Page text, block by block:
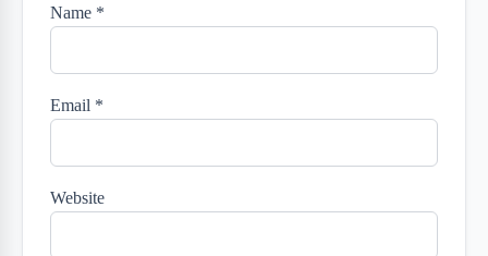
Name *
Email *
Website